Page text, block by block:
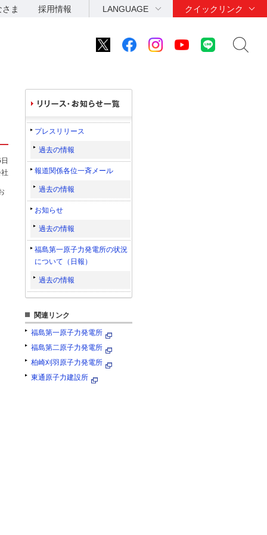
ま 採用情報 LANGUAGE クイックリンク
プレスリリース
過去の情報
報道関係各位一斉メール
過去の情報
お知らせ
過去の情報
福島第一原子力発電所の状況
について（日報）
過去の情報
関連リンク
福島第一原子力発電所
福島第二原子力発電所
柏崎刈羽原子力発電所
東通原子力建設所